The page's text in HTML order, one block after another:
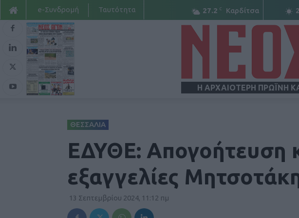
27.2 C Καρδίτσα
e-Συνδρομή Ταυτότητα
Η ΑΡΧΑΙΟΤΕΡΗ ΠΡΩΪΝΗ
ΘΕΣΣΑΛΙΑ
ΕΔΥΘΕ: Απογοήτευση
εξαγγελίες
13 Σεπτεμβρίου 2024, 11:12 πμ